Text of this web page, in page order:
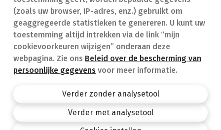
(zoals uw browser, IP-adres, enz.) gebruikt om
geaggregeerde statistieken te genereren. U kunt uw
toestemming altijd intrekken via de link “mijn
cookievoorkeuren wijzigen” onderaan deze
webpagina. Zie ons Beleid over de bescherming van
persoonlijke gegevens voor meer informatie.
Verder zonder analysetool
Verder met analysetool
Geneesmiddelen
(FAQ)
Apotheek.be
Privacy policy
Algemene voorwaarden
design by